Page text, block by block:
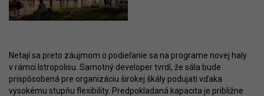
Netají sa preto záujmom o podieľanie sa na programe novej haly
v rámci Istropolisu. Samotný developer tvrdí, že sála bude
prispôsobená pre organizáciu širokej škály podujatí vďaka
vysokému stupňu flexibility. Predpokladaná kapacita je približne